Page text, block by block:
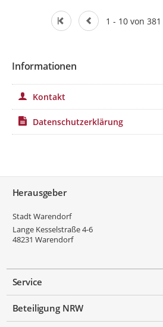
1 - 10 von 381
Informationen
Kontakt
Datenschutzerklärung
Herausgeber
Stadt Warendorf
Lange Kesselstraße 4-6
48231 Warendorf
Service
Beteiligung NRW